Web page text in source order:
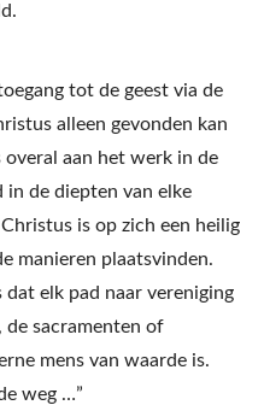
tot de geest via de
alleen gevonden kan
aan het werk in de
de diepten van elke
is op zich een heilig
manieren plaatsvinden.
elk pad naar vereniging
de sacramenten of
mens van waarde is.
weg …”